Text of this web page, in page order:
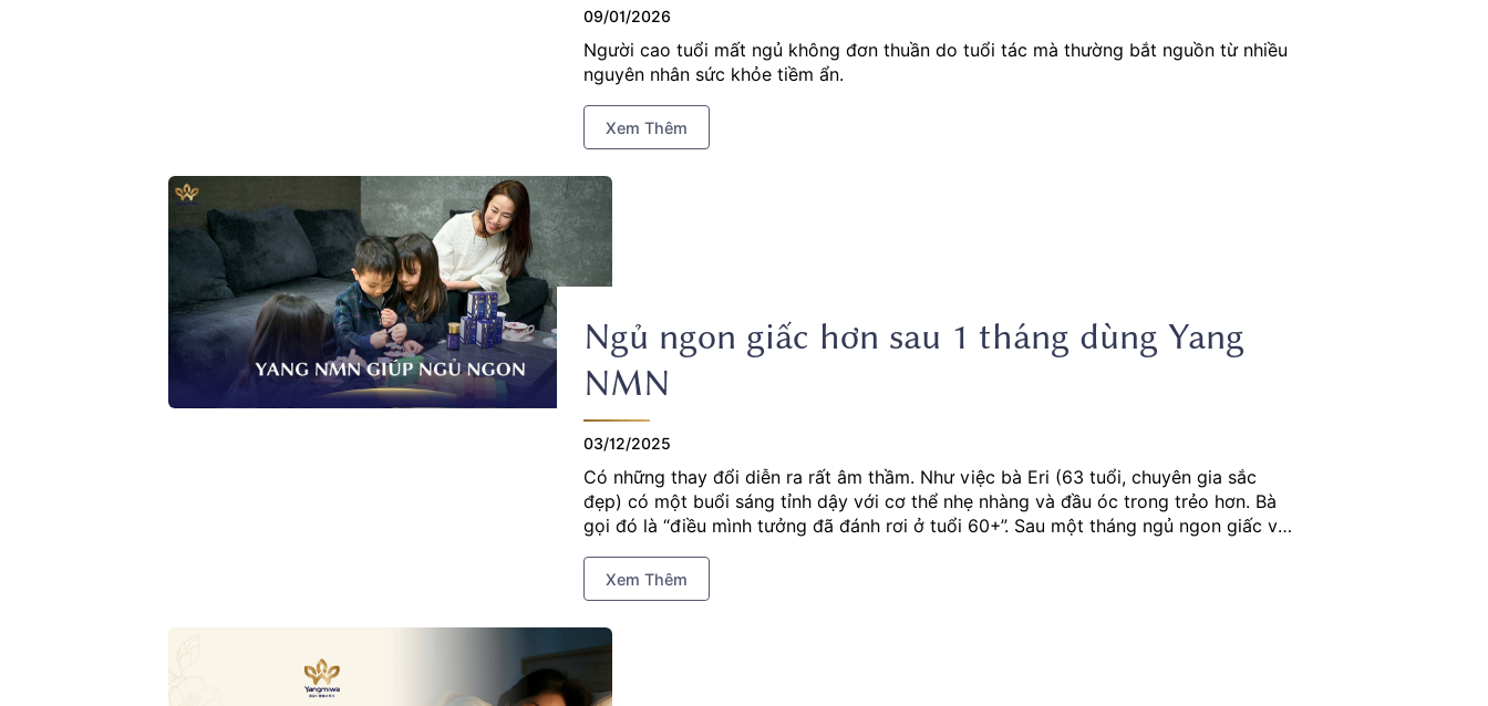
09/01/2026
Người cao tuổi mất ngủ không đơn thuần do tuổi tác mà thường bắt nguồn từ nhiều
nguyên nhân sức khỏe tiềm ẩn.
Xem Thêm
Ngủ ngon giấc hơn sau 1 tháng dùng Yang
NMN
03/12/2025
Có những thay đổi diễn ra rất âm thầm. Như việc bà Eri (63 tuổi, chuyên gia sắc
đẹp) có một buổi sáng tỉnh dậy với cơ thể nhẹ nhàng và đầu óc trong trẻo hơn. Bà
gọi đó là “điều mình tưởng đã đánh rơi ở tuổi 60+”. Sau một tháng ngủ ngon giấc với
Xem Thêm